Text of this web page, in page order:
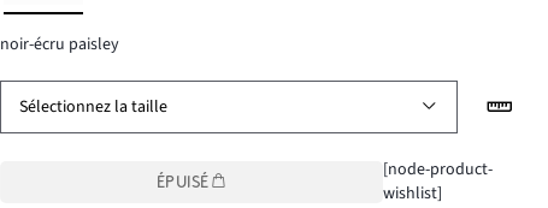
noir-écru paisley
Sélectionnez la taille
ÉPUISÉ
[node-product-
wishlist]